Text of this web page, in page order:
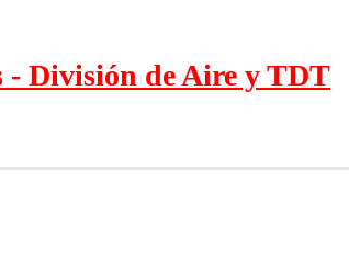
- División de Aire y TDT